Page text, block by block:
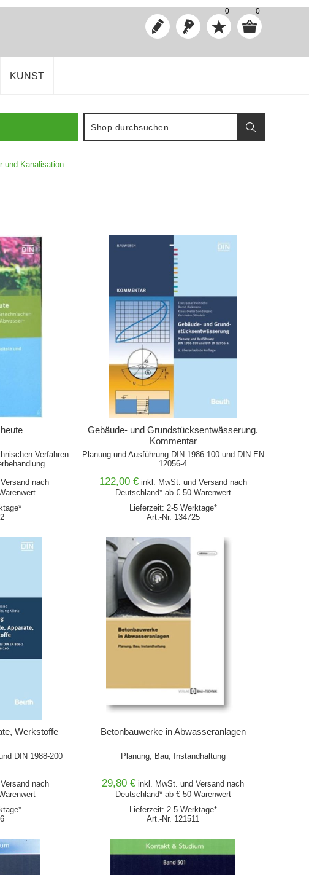
0 0
KUNST
und Kanalisation
Verfahren
Versandnach
Gebäude- und Grundstücksentwässerung.
Kommentar
Planung und Ausführung DIN 1986-100 und DIN EN
12056-4
122,00 € inkl. MwSt. und Versandnach
Deutschland* ab € 50 Warenwert
Lieferzeit: 2-5 Werktage*
Art.-Nr. 134725
IN DEN WARENKORB
Werkstoffe
DIN 1988-200
Versand nach
Betonbauwerke in Abwasseranlagen
Planung, Bau, Instandhaltung
29,80 € inkl. MwSt. undVersand nach
Deutschland* ab € 50 Warenwert
Lieferzeit: 2-5 Werktage*
Art.-Nr. 121511
IN DEN WARENKORB
IN DEN WARENKORB